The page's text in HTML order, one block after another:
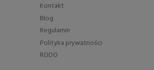
Kontakt
Blog
Regulamin
Polityka prywatności
RODO